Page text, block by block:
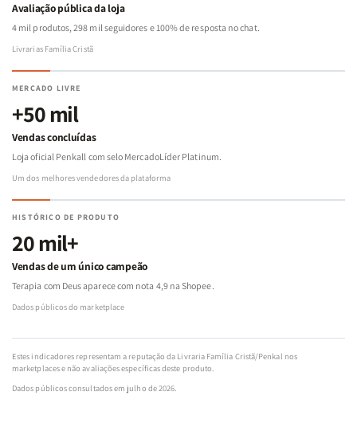
Avaliação pública da loja
4 mil produtos, 298 mil seguidores e 100% de resposta no chat.
Livrarias Família Cristã
MERCADO LIVRE
+50 mil
Vendas concluídas
Loja oficial Penkall com selo MercadoLíder Platinum.
Um dos melhores vendedores da plataforma
HISTÓRICO DE PRODUTO
20 mil+
Vendas de um único campeão
Terapia com Deus aparece com nota 4,9 na Shopee.
Dados públicos do marketplace
Estes indicadores representam a reputação da Livraria Família Cristã/Penkal nos
marketplaces e não avaliações específicas deste produto.
Dados públicos consultados em julho de 2026.